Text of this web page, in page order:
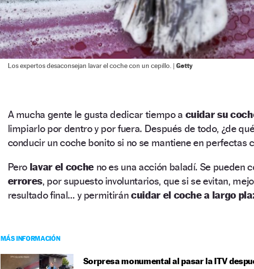
Los expertos desaconsejan lavar el coche con un cepillo. | Getty
A mucha gente le gusta dedicar tiempo a cuidar su
limpiarlo por dentro y por fuera. Después de todo, ¿de
conducir un coche bonito si no se mantiene en perfectas
Pero lavar el cocheno es una acción baladí. Se pueden
errores, por supuesto involuntarios, que si se evitan,
resultado final… y permitirán cuidar el coche a largo
MÁS INFORMACIÓN
Sorpresa monumental al pasar la ITV